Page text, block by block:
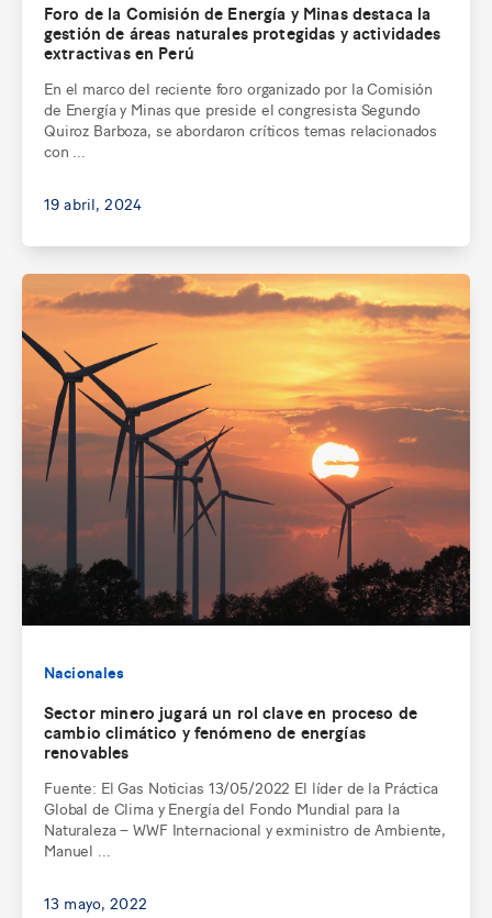
Foro de la Comisión de Energía y Minas destaca la
gestión de áreas naturales protegidas y actividades
extractivas en Perú
En el marco del reciente foro organizado por la Comisión
de Energía y Minas que preside el congresista Segundo
Quiroz Barboza, se abordaron críticos temas relacionados
con ...
19 abril, 2024
Nacionales
Sector minero jugará un rol clave en proceso de
cambio climático y fenómeno de energías
renovables
Fuente: El Gas Noticias 13/05/2022 El líder de la Práctica
Global de Clima y Energía del Fondo Mundial para la
Naturaleza – WWF Internacional y exministro de Ambiente,
Manuel ...
13 mayo, 2022